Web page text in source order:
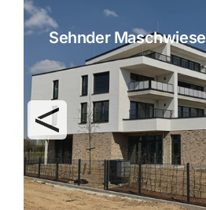
Sehnder Maschwiese